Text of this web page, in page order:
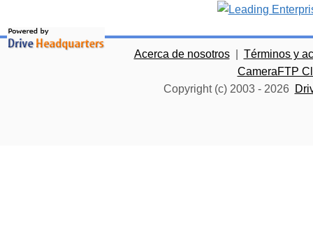
Acerca de nosotros
Términos y
CameraFTP
Copyright (c) 2003 - 2026